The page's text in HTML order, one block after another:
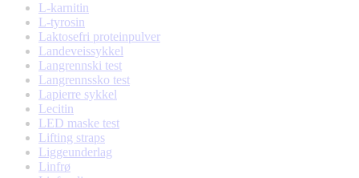
L-karnitin
L-tyrosin
Laktosefri proteinpulver
Landeveissykkel
Langrennski test
Langrennssko test
Lapierre sykkel
Lecitin
LED maske test
Lifting straps
Liggeunderlag
Linfrø